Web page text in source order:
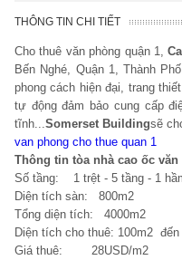
THÔNG TIN CHI TIẾT
Cho thuê văn phòng quận 1,
Bến Nghé, Quận 1, Thành
phong cách hiện đại, trang
tự động đảm bảo cung cấp
tĩnh... Somerset Buildingsẽ
van phong cho thue quan 1
Thông tin tòa nhà cao ốc
Số tầng: 1 trệt - 5 tầng - 1
Diện tích sàn: 800m2
Tổng diện tích: 4000m2
Diện tích cho thuê: 100m2 đến
Giá thuê: 28USD/m2